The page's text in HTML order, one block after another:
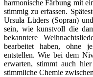
harmonische Färbung mit
stimmig zu erfassen.
Ursula Lüders (Sopran)
sein, wie kunstvoll die
bekanntere
bearbeitet haben, ohne
entstellen. Wie bei dem
erwarten, stimmt auch
stimmliche Chemie